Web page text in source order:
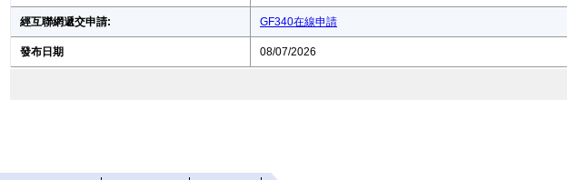
經互聯網遞交申請: GF340在線申請
發布日期 08/07/2026